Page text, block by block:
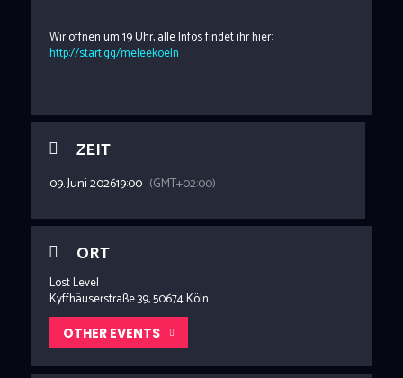
Wir öffnen um 19 Uhr, alle Infos findet ihr hier:
http://start.gg/meleekoeln
ZEIT
09. Juni 202619:00 (GMT+02:00)
ORT
Lost Level
Kyffhäuserstraße 39, 50674 Köln
OTHER EVENTS